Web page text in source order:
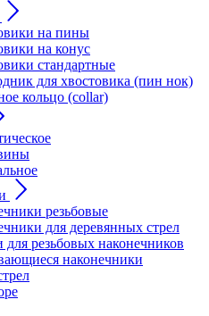
на пины
на конус
стандартные
для хвостовика (пин нок)
кольцо (collar)
резьбовые
для деревянных стрел
для резьбовых наконечников
наконечники